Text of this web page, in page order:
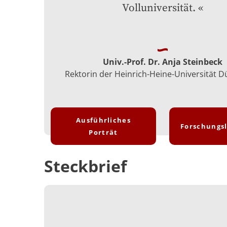
Volluniversität.
Univ.-Prof. Dr. Anja Steinbeck
Rektorin der Heinrich-Heine-Universität
Ausführliches
Porträt
Steckbrief